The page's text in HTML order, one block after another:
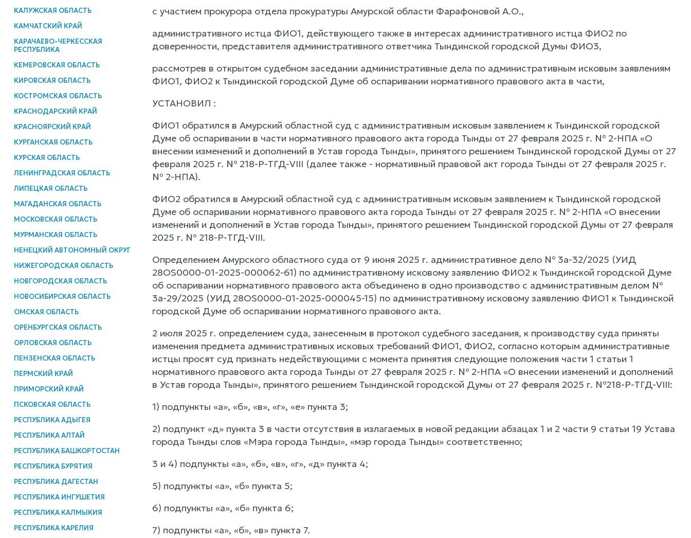
КАЛУЖСКАЯ ОБЛАСТЬ
КАМЧАТСКИЙ КРАЙ
КАРАЧАЕВО-ЧЕРКЕССКАЯ
РЕСПУБЛИКА
КЕМЕРОВСКАЯ ОБЛАСТЬ
КИРОВСКАЯ ОБЛАСТЬ
КОСТРОМСКАЯ ОБЛАСТЬ
КРАСНОДАРСКИЙ КРАЙ
КРАСНОЯРСКИЙ КРАЙ
КУРГАНСКАЯ ОБЛАСТЬ
КУРСКАЯ ОБЛАСТЬ
ЛЕНИНГРАДСКАЯ ОБЛАСТЬ
ЛИПЕЦКАЯ ОБЛАСТЬ
МАГАДАНСКАЯ ОБЛАСТЬ
МОСКОВСКАЯ ОБЛАСТЬ
МУРМАНСКАЯ ОБЛАСТЬ
НЕНЕЦКИЙ АВТОНОМНЫЙ ОКРУГ
НИЖЕГОРОДСКАЯ ОБЛАСТЬ
НОВГОРОДСКАЯ ОБЛАСТЬ
НОВОСИБИРСКАЯ ОБЛАСТЬ
ОМСКАЯ ОБЛАСТЬ
ОРЕНБУРГСКАЯ ОБЛАСТЬ
ОРЛОВСКАЯ ОБЛАСТЬ
ПЕНЗЕНСКАЯ ОБЛАСТЬ
ПЕРМСКИЙ КРАЙ
ПРИМОРСКИЙ КРАЙ
ПСКОВСКАЯ ОБЛАСТЬ
РЕСПУБЛИКА АДЫГЕЯ
РЕСПУБЛИКА АЛТАЙ
РЕСПУБЛИКА БАШКОРТОСТАН
РЕСПУБЛИКА БУРЯТИЯ
РЕСПУБЛИКА ДАГЕСТАН
РЕСПУБЛИКА ИНГУШЕТИЯ
РЕСПУБЛИКА КАЛМЫКИЯ
РЕСПУБЛИКА КАРЕЛИЯ
с участием прокурора отдела прокуратуры Амурской области Фарафоновой А.О.,
административного истца ФИО1, действующего также в интересах административного истца ФИО2 по
доверенности, представителя административного ответчика Тындинской городской Думы ФИО3,
рассмотрев в открытом судебном заседании административные дела по административным исковым заявлениям
ФИО1, ФИО2 к Тындинской городской Думе об оспаривании нормативного правового акта в части,
УСТАНОВИЛ :
ФИО1 обратился в Амурский областной суд с административным исковым заявлением к Тындинской городской
Думе об оспаривании в части нормативного правового акта города Тынды от 27 февраля 2025 г. № 2-НПА «О
внесении изменений и дополнений в Устав города Тынды», принятого решением Тындинской городской Думы от 27
февраля 2025 г. № 218-Р-ТГД-VIII (далее также - нормативный правовой акт города Тынды от 27 февраля 2025 г.
№ 2-НПА).
ФИО2 обратился в Амурский областной суд с административным исковым заявлением к Тындинской городской
Думе об оспаривании нормативного правового акта города Тынды от 27 февраля 2025 г. № 2-НПА «О внесении
изменений и дополнений в Устав города Тынды», принятого решением Тындинской городской Думы от 27 февраля
2025 г. № 218-Р-ТГД-VIII.
Определением Амурского областного суда от 9 июня 2025 г. административное дело № 3а-32/2025 (УИД
28OS0000-01-2025-000062-61) по административному исковому заявлению ФИО2 к Тындинской городской Думе
об оспаривании нормативного правового акта объединено в одно производство с административным делом №
3а-29/2025 (УИД 28OS0000-01-2025-000045-15) по административному исковому заявлению ФИО1 к Тындинской
городской Думе об оспаривании нормативного правового акта.
2 июля 2025 г. определением суда, занесенным в протокол судебного заседания, к производству суда приняты
изменения предмета административных исковых требований ФИО1, ФИО2, согласно которым административные
истцы просят суд признать недействующими с момента принятия следующие положения части 1 статьи 1
нормативного правового акта города Тынды от 27 февраля 2025 г. № 2-НПА «О внесении изменений и дополнений
в Устав города Тынды», принятого решением Тындинской городской Думы от 27 февраля 2025 г. №218-Р-ТГД-VIII:
1) подпункты «а», «б», «в», «г», «е» пункта 3;
2) подпункт «д» пункта 3 в части отсутствия в излагаемых в новой редакции абзацах 1 и 2 части 9 статьи 19 Устава
города Тынды слов «Мэра города Тынды», «мэр города Тынды» соответственно;
3 и 4) подпункты «а», «б», «в», «г», «д» пункта 4;
5) подпункты «а», «б» пункта 5;
6) подпункты «а», «б» пункта 6;
7) подпункты «а», «б», «в» пункта 7.